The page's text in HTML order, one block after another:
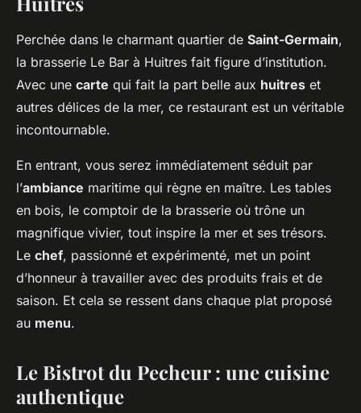
Perchée dans le charmant quartier de Saint-Germain,
la brasserie Le Bar à Huitres fait figure d’institution.
Avec une carte qui fait la part belle aux huitres et
autres délices de la mer, ce restaurant est un véritable
incontournable.
En entrant, vous serez immédiatement séduit par
l’ambiance maritime qui règne en maître. Les tables
en bois, le comptoir de la brasserie où trône un
magnifique vivier, tout inspire la mer et ses trésors.
Le chef, passionné et expérimenté, met un point
d’honneur à travailler avec des produits frais et de
saison. Et cela se ressent dans chaque plat proposé
au menu.
Le Bistrot du Pecheur : une cuisine
authentique